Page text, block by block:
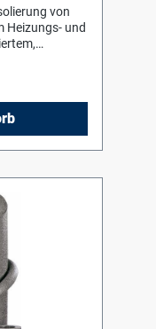
2m von
Heizungs- und